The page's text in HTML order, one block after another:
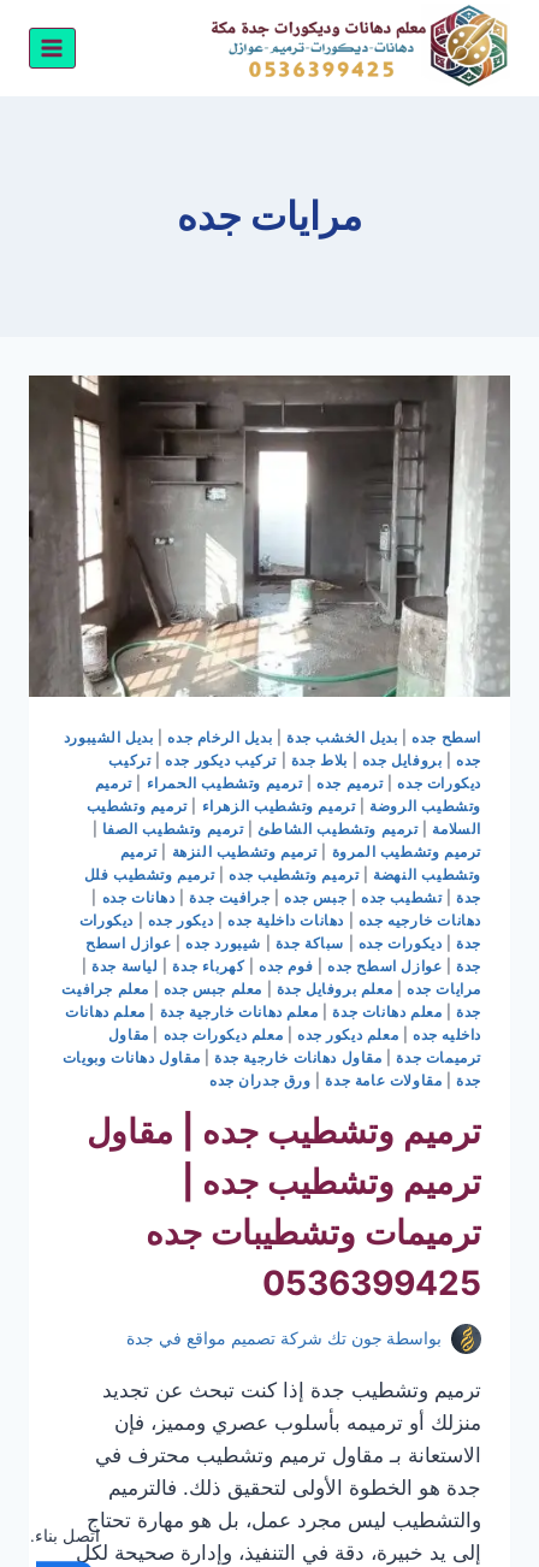
التجاوز
المحتوى
مرايات جده
اسطح جده| بديل الخشب جدة| بديل الرخام جده| بديل الشيبورد
جده| بروفايل جده بلاط جدة تركيب ديكور جده|تركيب
ديكورات جده|ترميم جده|ترميم وتشطيب الحمراء |ترميم
وتشطيب الروضة |ترميم وتشطيب الزهراء |ترميم وتشطيب
السلامة |ترميم وتشطيب الشاطئ|ترميم وتشطيب الصفا
ترميم وتشطيب المروة |ترميم وتشطيب النزهة |ترميم
وتشطيب النهضة |ترميم وتشطيب جده |ترميم وتشطيب فلل
جدة|تشطيب جده| جبس جده| جرافيت جدة| دهانات جده
دهانات خارجيه جده
دهانات داخلية جده ديكور جده
ديكورات
جدة| ديكورات جده سباكة جدة شيبورد جده
عوازل اسطح
جدة| عوازل اسطح جده| فوم جده|كهرباء جدة| لياسة جدة|
مرايات جده| معلم بروفايل جدة معلم جبس جده
معلم جرافيت
جدة| معلم دهانات جدة| معلم دهانات خارجية جدة
معلم دهانات
داخليه جده| معلم ديكور جده معلم ديكورات جده
مقاول
ترميمات جدة| مقاول دهانات خارجية جدة
مقاول دهانات وبويات
جدة| مقاولات عامة جدة| ورق جدران جده
ترميم وتشطيب جده | مقاول
ترميم وتشطيب جده |
ترميمات وتشطيبات جده
0536399425
بواسطة جون تك شركة تصميم مواقع في جدة
ترميم وتشطيب جدة إذا كنت تبحث عن تجديد
منزلك أو ترميمه بأسلوب عصري ومميز، فإن
الاستعانة بـ مقاول ترميم وتشطيب محترف في
جدة هو الخطوة الأولى لتحقيق ذلك. فالترميم
والتشطيب ليس مجرد عمل، بل هو مهارة تحتاج
إلى يد خبيرة، دقة في التنفيذ، وإدارة صحيحة لكل
اتصل بناء.